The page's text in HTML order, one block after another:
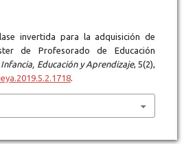
invertida para la adquisición de
de Profesorado de Educación
Educación y Aprendizaje, 5(2),
.